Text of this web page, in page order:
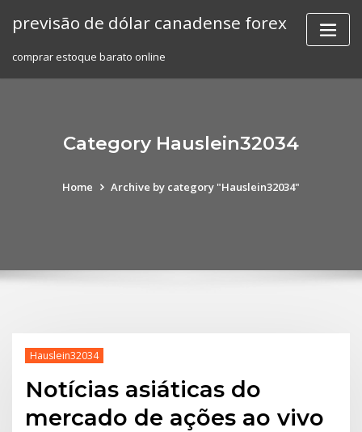
previsão de dólar canadense forex
comprar estoque barato online
Category Hauslein32034
Home Archive by category "Hauslein32034"
Hauslein32034
Notícias asiáticas do
mercado de ações ao vivo